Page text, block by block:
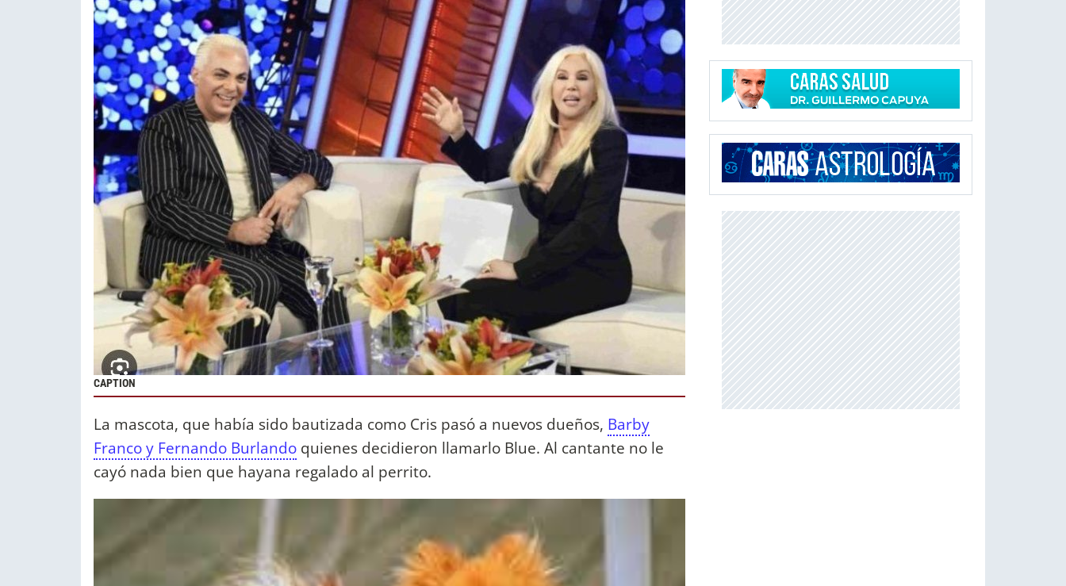
CAPTION
La mascota, que había sido bautizada como Cris pasó a nuevos dueños, Barby
Franco y Fernando Burlando quienes decidieron llamarlo Blue. Al cantante no le
cayó nada bien que hayana regalado al perrito.